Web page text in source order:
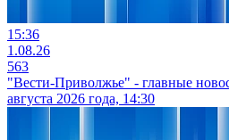
15:36
1.08.26
563
"Вести-Приволжье" - главные
августа 2026 года, 14:30